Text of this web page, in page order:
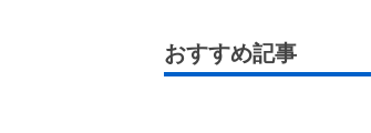
おすすめ記事